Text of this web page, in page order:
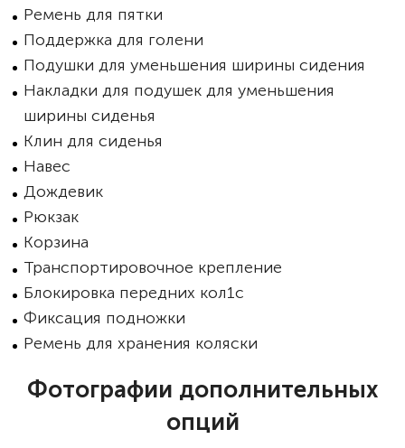
Ремень для пятки
Поддержка для голени
Подушки для уменьшения ширины сидения
Накладки для подушек для уменьшения
ширины сиденья
Клин для сиденья
Навес
Дождевик
Рюкзак
Корзина
Транспортировочное крепление
Блокировка передних кол1с
Фиксация подножки
Ремень для хранения коляски
Фотографии дополнительных
опций